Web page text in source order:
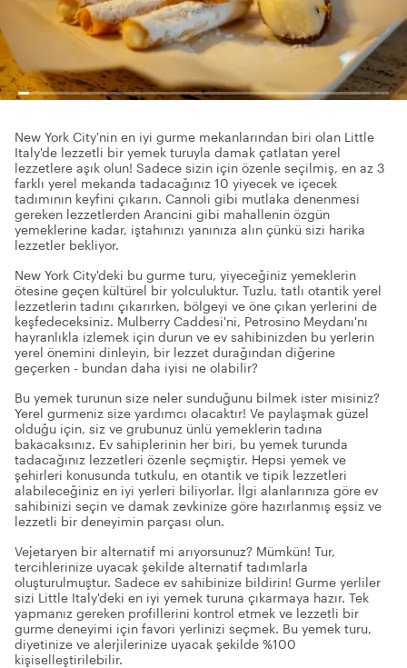
New York City'nin en iyi gurme mekanlarından biri olan Little
Italy'de lezzetli bir yemek turuyla damak çatlatan yerel
lezzetlere aşık olun! Sadece sizin için özenle seçilmiş, en az 3
farklı yerel mekanda tadacağınız 10 yiyecek ve içecek
tadımının keyfini çıkarın. Cannoli gibi mutlaka denenmesi
gereken lezzetlerden Arancini gibi mahallenin özgün
yemeklerine kadar, iştahınızı yanınıza alın çünkü sizi harika
lezzetler bekliyor.
New York City'deki bu gurme turu, yiyeceğiniz yemeklerin
ötesine geçen kültürel bir yolculuktur. Tuzlu, tatlı otantik yerel
lezzetlerin tadını çıkarırken, bölgeyi ve öne çıkan yerlerini de
keşfedeceksiniz. Mulberry Caddesi'ni, Petrosino Meydanı'nı
hayranlıkla izlemek için durun ve ev sahibinizden bu yerlerin
yerel önemini dinleyin, bir lezzet durağından diğerine
geçerken - bundan daha iyisi ne olabilir?
Bu yemek turunun size neler sunduğunu bilmek ister misiniz?
Yerel gurmeniz size yardımcı olacaktır! Ve paylaşmak güzel
olduğu için, siz ve grubunuz ünlü yemeklerin tadına
bakacaksınız. Ev sahiplerinin her biri, bu yemek turunda
tadacağınız lezzetleri özenle seçmiştir. Hepsi yemek ve
şehirleri konusunda tutkulu, en otantik ve tipik lezzetleri
alabileceğiniz en iyi yerleri biliyorlar. İlgi alanlarınıza göre ev
sahibinizi seçin ve damak zevkinize göre hazırlanmış eşsiz ve
lezzetli bir deneyimin parçası olun.
Vejetaryen bir alternatif mi arıyorsunuz? Mümkün! Tur,
tercihlerinize uyacak şekilde alternatif tadımlarla
oluşturulmuştur. Sadece ev sahibinize bildirin! Gurme yerliler
sizi Little Italy'deki en iyi yemek turuna çıkarmaya hazır. Tek
yapmanız gereken profillerini kontrol etmek ve lezzetli bir
gurme deneyimi için favori yerlinizi seçmek. Bu yemek turu,
diyetinize ve alerjilerinize uyacak şekilde %100
kişiselleştirilebilir.